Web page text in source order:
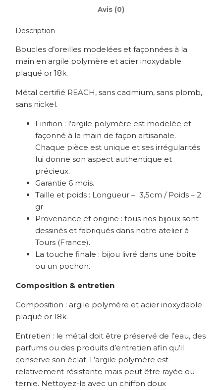
Avis (0)
Description
Boucles d’oreilles modelées et façonnées à la
main en argile polymère et acier inoxydable
plaqué or 18k.
Métal certifié REACH, sans cadmium, sans plomb,
sans nickel.
Finition : l’argile polymère est modelée et
façonné à la main de façon artisanale.
Chaque pièce est unique et ses irrégularités
lui donne son aspect authentique et
précieux.
Garantie 6 mois.
Taille et poids : Longueur – 3,5cm / Poids – 2
gr
Provenance et origine : tous nos bijoux sont
dessinés et fabriqués dans notre atelier à
Tours (France).
La touche finale : bijou livré dans une boîte
ou un pochon.
Composition & entretien
Composition : argile polymère et acier inoxydable
plaqué or 18k.
Entretien : le métal doit être préservé de l’eau, des
parfums ou des produits d’entretien afin qu’il
conserve son éclat. L’argile polymère est
relativement résistante mais peut être rayée ou
ternie. Nettoyez-la avec un chiffon doux